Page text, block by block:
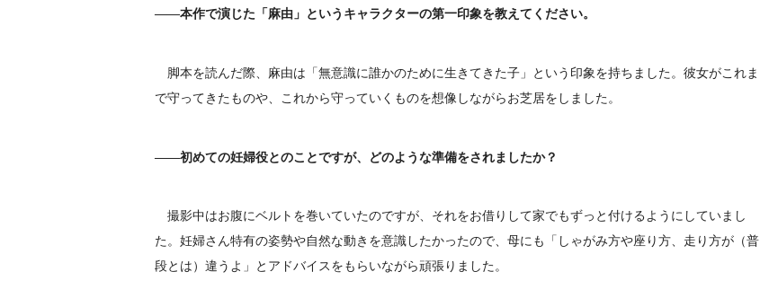
――本作で演じた「麻由」というキャラクターの第一印象を教えてください。
脚本を読んだ際、麻由は「無意識に誰かのために生きてきた子」という印象を持ちました。彼女がこれま
で守ってきたものや、これから守っていくものを想像しながらお芝居をしました。
――初めての妊婦役とのことですが、どのような準備をされましたか？
撮影中はお腹にベルトを巻いていたのですが、それをお借りして家でもずっと付けるようにしていまし
た。妊婦さん特有の姿勢や自然な動きを意識したかったので、母にも「しゃがみ方や座り方、走り方が（普
段とは）違うよ」とアドバイスをもらいながら頑張りました。